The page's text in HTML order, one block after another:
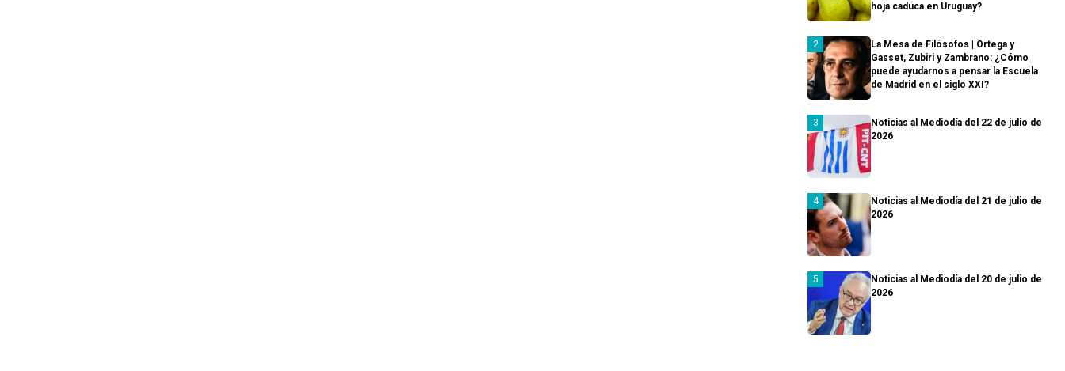
hoja caduca en Uruguay?
La Mesa de Filósofos | Ortega y
Gasset, Zubiri y Zambrano: ¿Cómo
puede ayudarnos a pensar la Escuela
de Madrid en el siglo XXI?
Noticias al Mediodía del 22 de julio de
2026
Noticias al Mediodía del 21 de julio de
2026
Noticias al Mediodía del 20 de julio de
2026